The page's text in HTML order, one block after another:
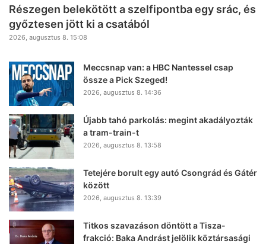
Részegen belekötött a szelfipontba egy srác, és
győztesen jött ki a csatából
2026, augusztus 8. 15:08
Meccsnap van: a HBC Nantessel csap
össze a Pick Szeged!
2026, augusztus 8. 14:36
Újabb tahó parkolás: megint akadályozták
a tram-train-t
2026, augusztus 8. 13:58
Tetejére borult egy autó Csongrád és Gátér
között
2026, augusztus 8. 13:39
Titkos szavazáson döntött a Tisza-
frakció: Baka Andrást jelölik köztársasági